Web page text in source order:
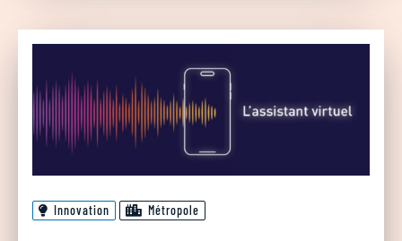
Innovation Métropole